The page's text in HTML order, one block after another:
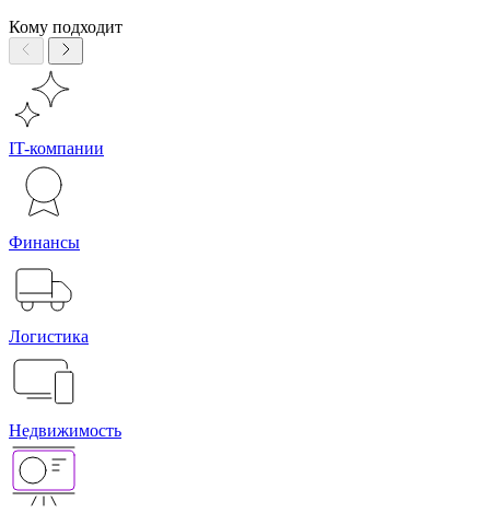
Кому подходит
IT-компании
Финансы
Логистика
Недвижимость